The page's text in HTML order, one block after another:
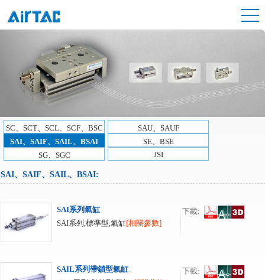
SC、SCT、SCL、SCF、BSC
SAU、SAUF
SAI、SAIF、SAIL、BSAI
SE、BSE
SG、SGC
JSI
SAI、SAIF、SAIL、BSAI:
SAI系列氣缸
SAI系列,標準型,氣缸[相關參數]
下載:
SAIL系列帶鎖型氣缸
下載: